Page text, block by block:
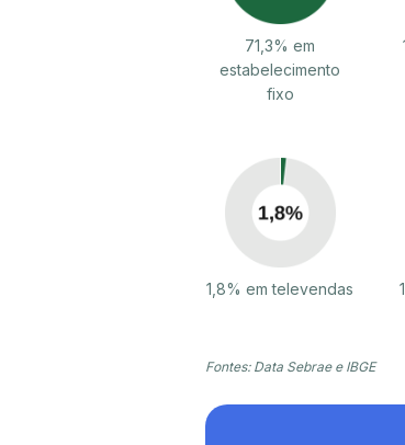
71,3% em
estabelecimento
fixo
1,8% em televendas
Fontes: Data Sebrae e IBGE